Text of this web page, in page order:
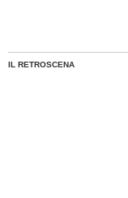
IL RETROSCENA